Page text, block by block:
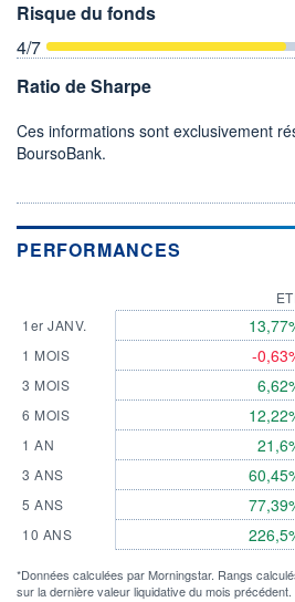
Risque du fonds
4/7
Ratio de Sharpe
Ces informations sont exclusivement
BoursoBank.
PERFORMANCES
1er JANV.
1 MOIS
3 MOIS
6 MOIS
1 AN
3 ANS
5 ANS
10 ANS
-
*Données calculées par Morningstar. Rangs
sur la dernière valeur liquidative du mois précédent.